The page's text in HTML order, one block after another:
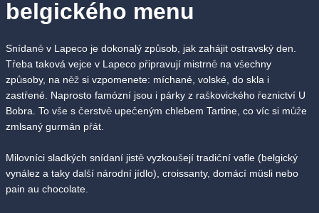
belgického menu
Snídaně v Lapeco je dokonalý způsob, jak zahájit ostravský den.
Třeba taková vejce v Lapeco připravují mistrně na všechny
způsoby, na něž si vzpomenete: míchané, volské, do skla i
zastřené. Naprosto famózní jsou i párky z raškovického řeznictví U
Bobra. To vše s čerstvě upečeným chlebem Tartine, co víc si může
zmlsaný gurmán přát.
Milovníci sladkých snídaní jistě vyzkoušejí tradiční vafle (belgický
vynález a taky další národní jídlo), croissanty, domácí müsli nebo
pain au chocolate.